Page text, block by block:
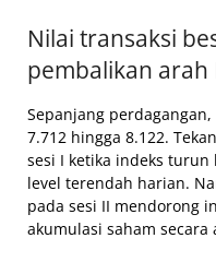
Nilai transaksi
pembalikan arah
Sepanjang
7.712 hingga 8.122.
sesi I ketika indeks
level terendah harian.
pada sesi II mendorong
akumulasi saham secara